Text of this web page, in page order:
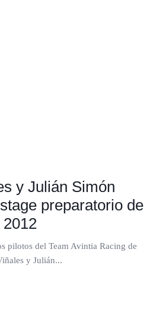
y Julián Simón
preparatorio de
pilotos del Team Avintia Racing de
y Julián...